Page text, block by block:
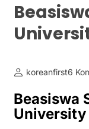
koreanfirst6
Beasiswa
University